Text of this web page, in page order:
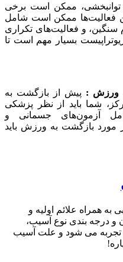
توانبخشی، ممکن است برخی
فعالیت‌ها ممکن است شامل
و فعالیت‌های تکراری
بسیار مهم است تا
پیش از بازگشت به
شما باید از نظر پزشکی
آزمون‌های جسمانی و
مورد بازگشت به ورزش باید
همراه علائم اولیه و
درجه بندی نوع آسیب،
تجربه می شود و علت آسیب